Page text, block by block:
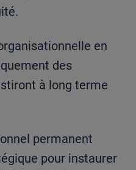
en
des
à long terme
permanent
pour instaurer